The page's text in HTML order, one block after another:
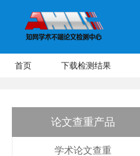
首页 下载检测结果
论文查重产品
学术论文查重